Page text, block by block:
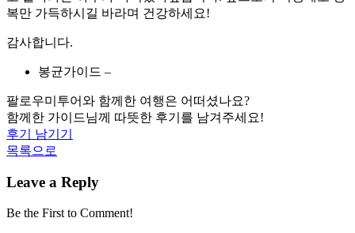
복만 가득하시길 바라며 건강하세요!
감사합니다.
봉균가이드 –
팔로우미투어와 함께한 여행은 어떠셨나요?
함께한 가이드님께 따뜻한 후기를 남겨주세요!
후기 남기기
목록으로
Leave a Reply
Be the First to Comment!